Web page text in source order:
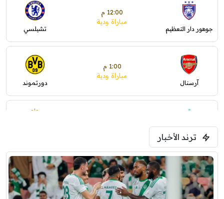
جوهور دار التعظيم
12:00 م
مباراة ودية
تشيلسي
آرسنال
1:00 م
مباراة ودية
دورتموند
ليفربول
ترند الأخبار